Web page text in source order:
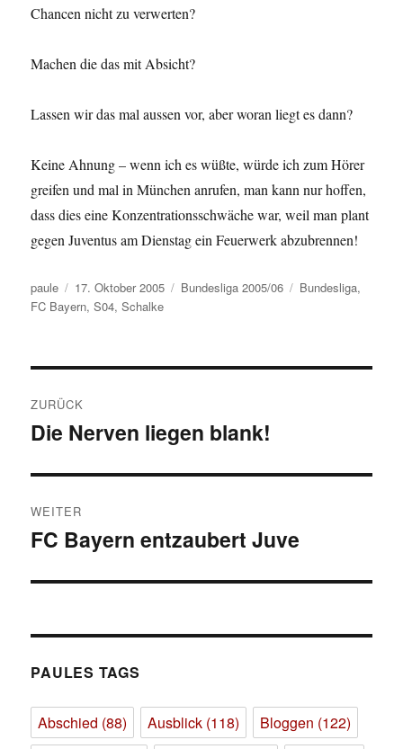
Chancen nicht zu verwerten?
Machen die das mit Absicht?
Lassen wir das mal aussen vor, aber woran liegt es dann?
Keine Ahnung – wenn ich es wüßte, würde ich zum Hörer
greifen und mal in München anrufen, man kann nur hoffen,
dass dies eine Konzentrationsschwäche war, weil man plant
gegen Juventus am Dienstag ein Feuerwerk abzubrennen!
Autor
paule
Veröffentlicht
am
17. Oktober 2005 Kategorien
Bundesliga 2005/06 Schlagwörter
Bundesliga,
FC Bayern,S04,Schalke
ZURÜCK
Vorheriger
Die Nerven liegen blank!
WEITER
Nächster
FC Bayern entzaubert Juve
PAULES TAGS
Abschied (88) Ausblick (118) Bloggen (122)